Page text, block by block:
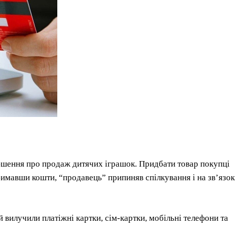
про продаж дитячих іграшок. Придбати товар покупці
кошти, “продавець” припиняв спілкування і на зв’язок
платіжні картки, сім-картки, мобільні телефони та